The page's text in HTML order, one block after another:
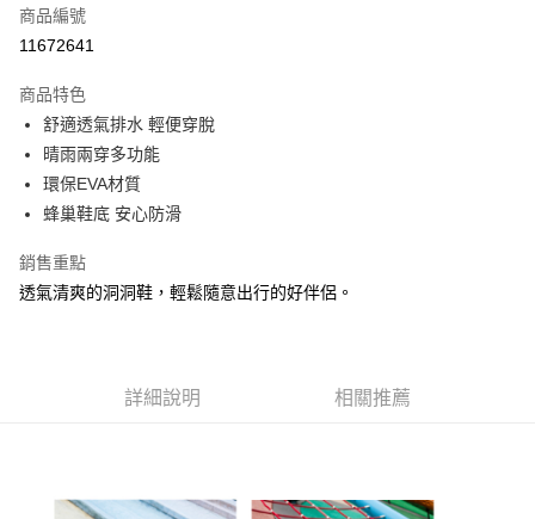
信用卡分期付款
合作金庫商業銀行
華南商業銀行
上海商業儲蓄銀行
國泰世華商業銀行
臺灣中小企業銀行
聯邦商業銀行
元大商業銀行
永豐商業銀行
LINE Pay
Apple Pay
悠遊付
全盈+PAY
【關於「AFTEE先享後付」】
AFTEE先享後付是「在收到商品之後才付款」的支付方式。 讓您購物簡單
３．安心：先確認商品／服務後，再付款。
商品編號
11672641
商品特色
舒適透氣排水 輕便穿脫
晴雨兩穿多功能
環保EVA材質
蜂巢鞋底 安心防滑
銷售重點
透氣清爽的洞洞鞋，輕鬆隨意出行的好伴侶。
詳細說明 相關推薦